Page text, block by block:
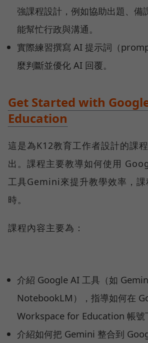
強課程設計，例如協助出題、備
能幫忙行政與溝通。
實際練習撰寫 AI 提示詞（
麼判斷並優化 AI 回覆。
Get Started with
Education
這是為K12教育工作者設計的課
出。課程主要教導如何使用
工具Gemini來提升教學效率，
時。
課程內容主要為：
介紹 Google AI 工具（如 Gemini
NotebookLM），指導如何在
Workspace for Education 帳號
介紹如何把 Gemini 整合到